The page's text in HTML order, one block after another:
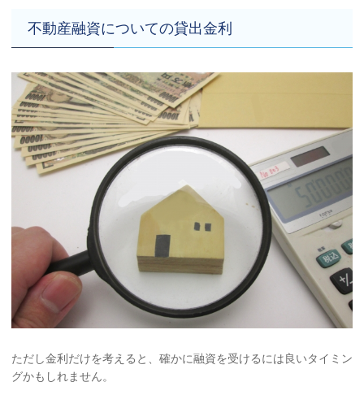
不動産融資についての貸出金利
ただし金利だけを考えると、確かに融資を受けるには良いタイミン
グかもしれません。